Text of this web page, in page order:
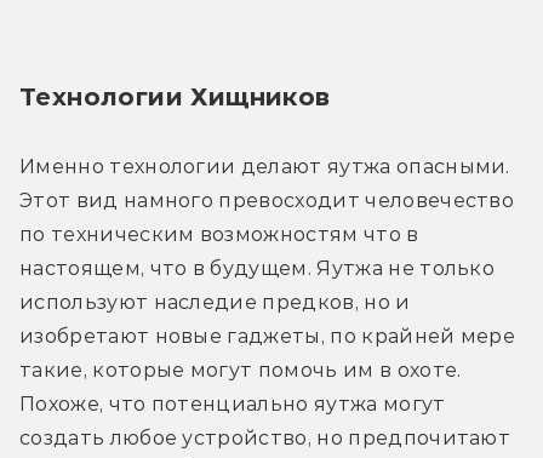
Технологии Хищников
Именно технологии делают яутжа опасными.
Этот вид намного превосходит человечество
по техническим возможностям что в
настоящем, что в будущем. Яутжа не только
используют наследие предков, но и
изобретают новые гаджеты, по крайней мере
такие, которые могут помочь им в охоте.
Похоже, что потенциально яутжа могут
создать любое устройство, но предпочитают